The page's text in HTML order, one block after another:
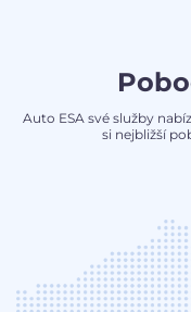
Auto ESA své služby
si nejbližší